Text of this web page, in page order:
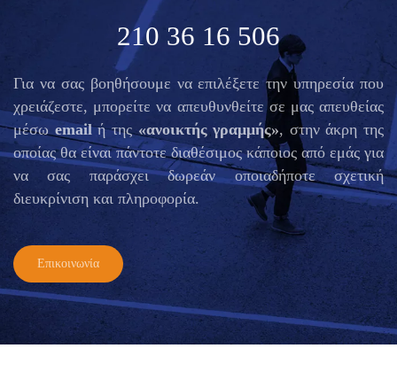
210 36 16 506
Για να σας βοηθήσουμε να επιλέξετε την υπηρεσία που
χρειάζεστε, μπορείτε να απευθυνθείτε σε μας απευθείας
μέσω emailή της«ανοικτής γραμμής», στην άκρη της
οποίας θα είναι πάντοτε διαθέσιμος κάποιος από εμάς για
να σας παράσχει δωρεάν οποιαδήποτε σχετική
διευκρίνιση και πληροφορία.
Επικοινωνία